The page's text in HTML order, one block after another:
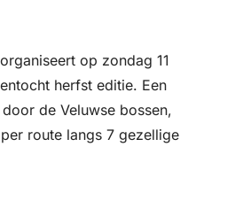
op zondag 11
herfst editie. Een
de Veluwse bossen,
route langs 7 gezellige